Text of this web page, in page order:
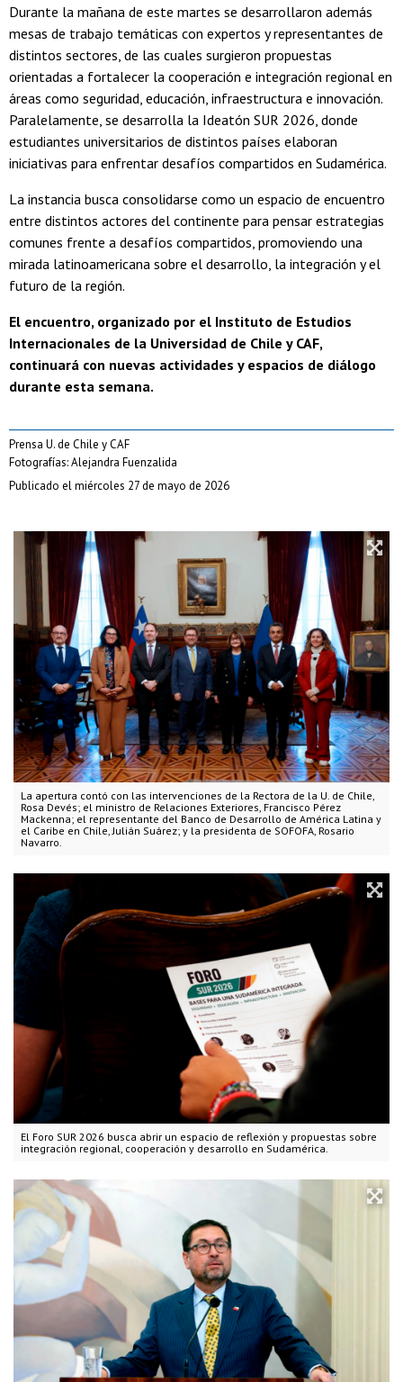
La apertura contó con las intervenciones de la Rectora de la U. de Chile,
Rosa Devés; el ministro de Relaciones Exteriores, Francisco Pérez
Mackenna; el representante del Banco de Desarrollo de América Latina y
el Caribe en Chile, Julián Suárez; y la presidenta de SOFOFA, Rosario
Navarro.
El Foro SUR 2026 busca abrir un espacio de reflexión y propuestas sobre
integración regional, cooperación y desarrollo en Sudamérica.
Durante la mañana de este martes se desarrollaron además
mesas de trabajo temáticas con expertos y representantes de
distintos sectores, de las cuales surgieron propuestas
orientadas a fortalecer la cooperación e integración regional en
áreas como seguridad, educación, infraestructura e innovación.
Paralelamente, se desarrolla la Ideatón SUR 2026, donde
estudiantes universitarios de distintos países elaboran
iniciativas para enfrentar desafíos compartidos en Sudamérica.
La instancia busca consolidarse como un espacio de encuentro
entre distintos actores del continente para pensar estrategias
comunes frente a desafíos compartidos, promoviendo una
mirada latinoamericana sobre el desarrollo, la integración y el
futuro de la región.
El encuentro, organizado por el Instituto de Estudios
Internacionales de la Universidad de Chile y CAF,
continuará con nuevas actividades y espacios de diálogo
durante esta semana.
Prensa U. de Chile y CAF
Fotografías: Alejandra Fuenzalida
Publicado el miércoles 27 de mayo de 2026